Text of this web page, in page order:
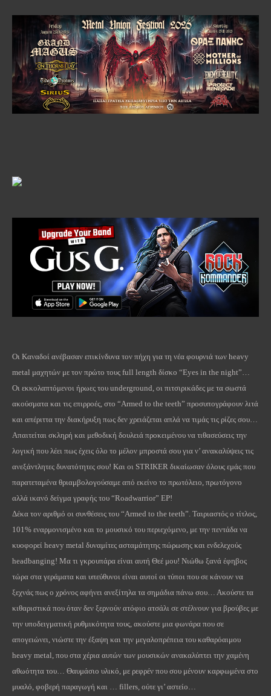
Οι Καναδοί ανέβασαν επικίνδυνα τον πήχη για τη νέα φουρνιά των heavy
metal μαχητών με τον πρώτο τους full length δίσκο “Eyes in the night”…
Οι εκκολαπτόμενοι ήρωες του underground , οι πιτσιρικάδες με τα σωστά
ακούσματα και τις επιρροές, στο “Armed to the teeth” προσυπογράφουν λιτά
και απέριττα την διακήρυξη πως δεν χρειάζεται απλά να τιμάς τις ρίζες σου…
Απαιτείται σκληρή και μεθοδική δουλειά προκειμένου να τιθασεύσεις την
λογική που λέει πως έχεις όλο το μέλον μπροστά σου για ν’ ανακαλύψεις τις
ανεξάντλητες δυνατότητες σου! Και οι STRIKER δικαίωσαν όλους εμάς που
παρατεταμένα θριαμβολογούσαμε από εκείνο το πρωτόλειο, πρωτόγονο
αλλά ικανό δείγμα γραφής του “Roadwarrior” EP!
Δέκα τον αριθμό οι συνθέσεις του “Armed to the teeth”. Ταιριαστός ο τίτλος,
101% εναρμονισμένο και το μουσικό του περιεχόμενο, με την πεντάδα να
κυοφορεί heavy metal δυναμίτες ασταμάτητης πώρωσης και ενδελεχούς
headbanging! Μα τι γκρουπάρα είναι αυτή Θεέ μου! Νιώθω ξανά έφηβος
τώρα στα γεράματα και υπεύθυνοι είναι αυτοί οι τύποι που σε κάνουν να
ξεχνάς πως ο χρόνος αφήνει ανεξίτηλα τα σημάδια πάνω σου… Ακούστε τα
κιθαριστικά που όταν δεν ξερνούν ατόφιο ατσάλι σε στέλνουν για βρούβες με
την υποδειγματική ρυθμικότητα τους, ακούστε μια φωνάρα που σε
απογειώνει, νιώστε την έξαψη και την μεγαλοπρέπεια του καθαρόαιμου
heavy metal , που στα χέρια αυτών των μουσικών ανακαλύπτει την χαμένη
αθωότητα του… Θαυμάσιο υλικό, με ρεφρέν που σου μένουν καρφωμένα στο
μυαλό, φοβερή παραγωγή και … fillers , ούτε γι’ αστείο…